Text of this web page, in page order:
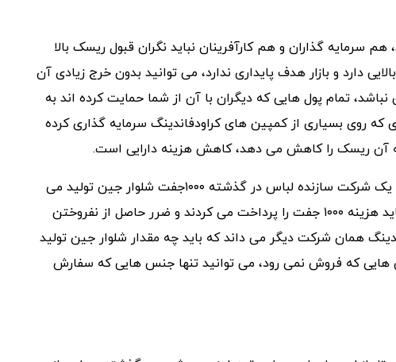
هم سرمایه گذاران و هم کارآفرینان نباید نگران قبول ریسک بالا
دارد و بازار هدف پایداری ندارد، می توانید بدون خرج زیادی آن
نباشد، تمام پول هایی که دیگران با آن از شما حمایت کرده اند به
که روی بسیاری از کمپین های کراودفاندینگ سرمایه گذاری کرده
آن ریسک را کاهش می دهد، کاهش هزینه دارایی است.
برای درک بیشتر این موضوع، به طور مثال فرض کنید که یک شرکت سازنده لباس در گذشته ۱۰۰۰جفت شلوار جین تولید می
کرده اما تنها ۷۰۰ جفت آن را می فروخته است. آن ها باید هزینه ۱۰۰۰ جفت را پرداخت می کردند و ضرر حاصل از نفروختن
همان شرکت دیگر می داند که باید چه مقدار شلوار جین تولید
هایی که فروش نمی رود، می توانید تنها جنس هایی که سفارش